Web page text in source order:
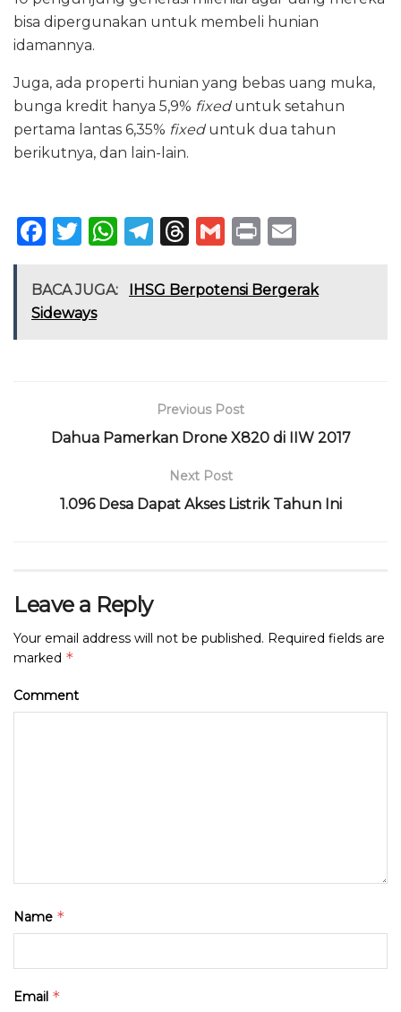
bisa dipergunakan untuk membeli hunian
idamannya.
Juga, ada properti hunian yang bebas uang muka,
bunga kredit hanya 5,9% fixed untuk setahun
pertama lantas 6,35% fixeduntuk dua tahun
berikutnya, dan lain-lain.
F
c
e
k
T
it
te
W
a
T
e
T
re
G
ai
P
n ai
BACA JUGA:
IHSG Berpotensi Bergerak
Sideways
Previous Post
Dahua Pamerkan Drone X820 di IIW 2017
Next Post
1.096 Desa Dapat Akses Listrik Tahun Ini
Leave a Reply
Your email address will not be published. Required fields are
marked *
Comment
Name *
Email *